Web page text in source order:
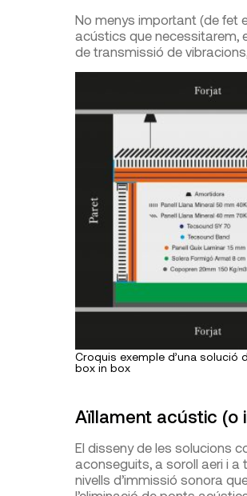
No menys important (de fet
acústics que necessitarem,
de transmissió de
Croquis exemple d’una solució
box in box
Aïllament acústic (o
El disseny de les solucions
aconseguits, a soroll aeri i
nivells d’immissió sonora